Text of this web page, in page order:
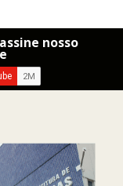
nosso